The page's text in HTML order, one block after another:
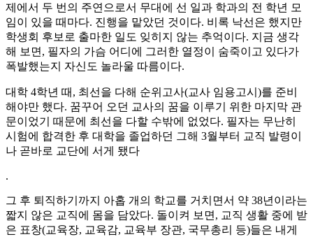
제에서 두 번의 주연으로서 무대에 선 일과 학과의 전 학년 모
임이 있을 때마다. 진행을 맡았던 것이다. 비록 낙선은 했지만
학생회 후보로 출마한 일도 잊히지 않는 추억이다. 지금 생각
해 보면, 필자의 가슴 어디에 그러한 열정이 숨죽이고 있다가
폭발했는지 자신도 놀라울 따름이다.
대학 4학년 때, 최선을 다해 순위고사(교사 임용고시)를 준비
해야만 했다. 꿈꾸어 오던 교사의 꿈을 이루기 위한 마지막 관
문이었기 때문에 최선을 다할 수밖에 없었다. 필자는 무난히
시험에 합격한 후 대학을 졸업하던 그해 3월부터 교직 발령이
나 곧바로 교단에 서게 됐다
.
그 후 퇴직하기까지 아홉 개의 학교를 거치면서 약 38년이라는
짧지 않은 교직에 몸을 담았다. 돌이켜 보면, 교직 생활 중에 받
은 표창(교육장, 교육감, 교육부 장관, 국무총리 등)들은 내게